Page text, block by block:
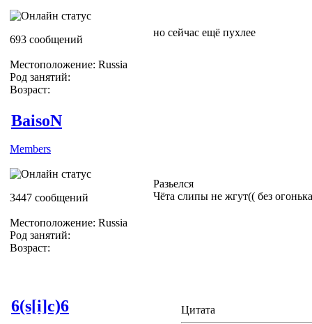
693 сообщений
Местоположение: Russia
Род занятий:
Возраст:
но сейчас ещё пухлее
BaisoN
Members
3447 сообщений
Местоположение: Russia
Род занятий:
Возраст:
Разьелся
Чёта слипы не жгут(( без огонька
6(s[i]c)6 Цитата